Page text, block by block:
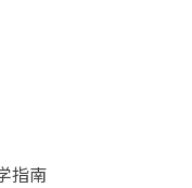
指南